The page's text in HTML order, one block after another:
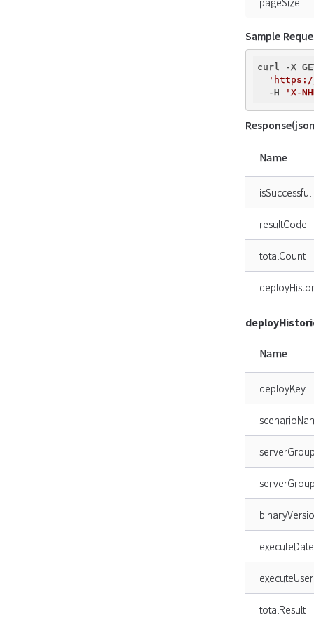
Sample
curl -X
'https://
  -H
'X-
Name
isSuccessful
resultCode
totalCount
Name
deployKey
executeDate
executeUser
totalResult